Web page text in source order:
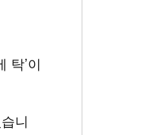
탁’이
니